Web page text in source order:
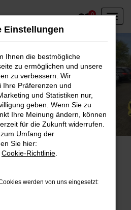
0
vor Ort
sofort verfügbaren
Einstellungen
Ihnen die bestmögliche
zu ermöglichen und unsere
zu verbessern. Wir
Ihre Präferenzen und
und Statistiken nur,
geben. Wenn Sie zu
Ihre Meinung ändern, können
für die Zukunft widerrufen.
Umfang der
Sie hier:
Cookie-Richtlinie
werden von uns eingesetzt: